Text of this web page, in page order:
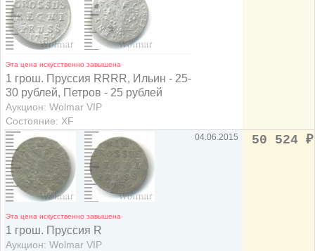
Эта цена искусственно завышена
1 грош. Пруссия RRRR, Ильин - 25-
30 рублей, Петров - 25 рублей
Аукцион: Wolmar VIP
Состояние: XF
Эта цена искусственно завышена
1 грош. Пруссия R
Аукцион: Wolmar VIP
04.06.2015 50 524 ₽